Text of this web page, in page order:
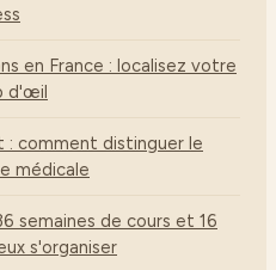
en France : localisez votre
d'œil
: comment distinguer le
médicale
semaines de cours et 16
s'organiser